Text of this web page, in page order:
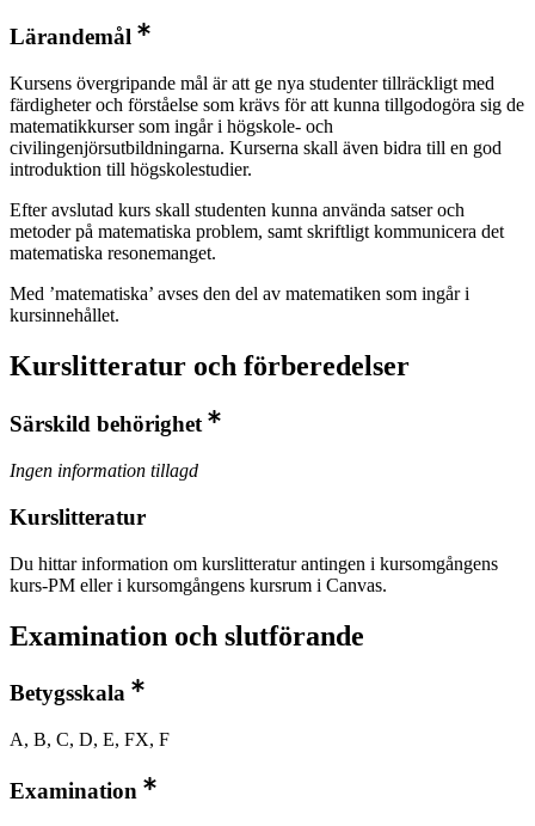
Lärandemål
Kursens övergripande mål är att ge nya studenter tillräckligt med
färdigheter och förståelse som krävs för att kunna tillgodogöra sig de
matematikkurser som ingår i högskole- och
civilingenjörsutbildningarna. Kurserna skall även bidra till en god
introduktion till högskolestudier.
Efter avslutad kurs skall studenten kunna använda satser och
metoder på matematiska problem, samt skriftligt kommunicera det
matematiska resonemanget.
Med ’matematiska’ avses den del av matematiken som ingår i
kursinnehållet.
Kurslitteratur och förberedelser
Särskild behörighet
Ingen information tillagd
Kurslitteratur
Du hittar information om kurslitteratur antingen i kursomgångens
kurs-PM eller i kursomgångens kursrum i Canvas.
Examination och slutförande
Betygsskala
A, B, C, D, E, FX, F
Examination